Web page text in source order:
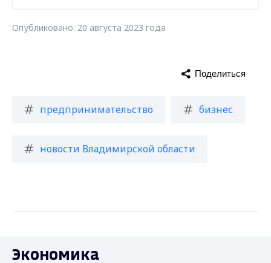
Опубликовано: 20 августа 2023 года
предпринимательство бизнес
новости Владимирской области
Поделиться
Экономика